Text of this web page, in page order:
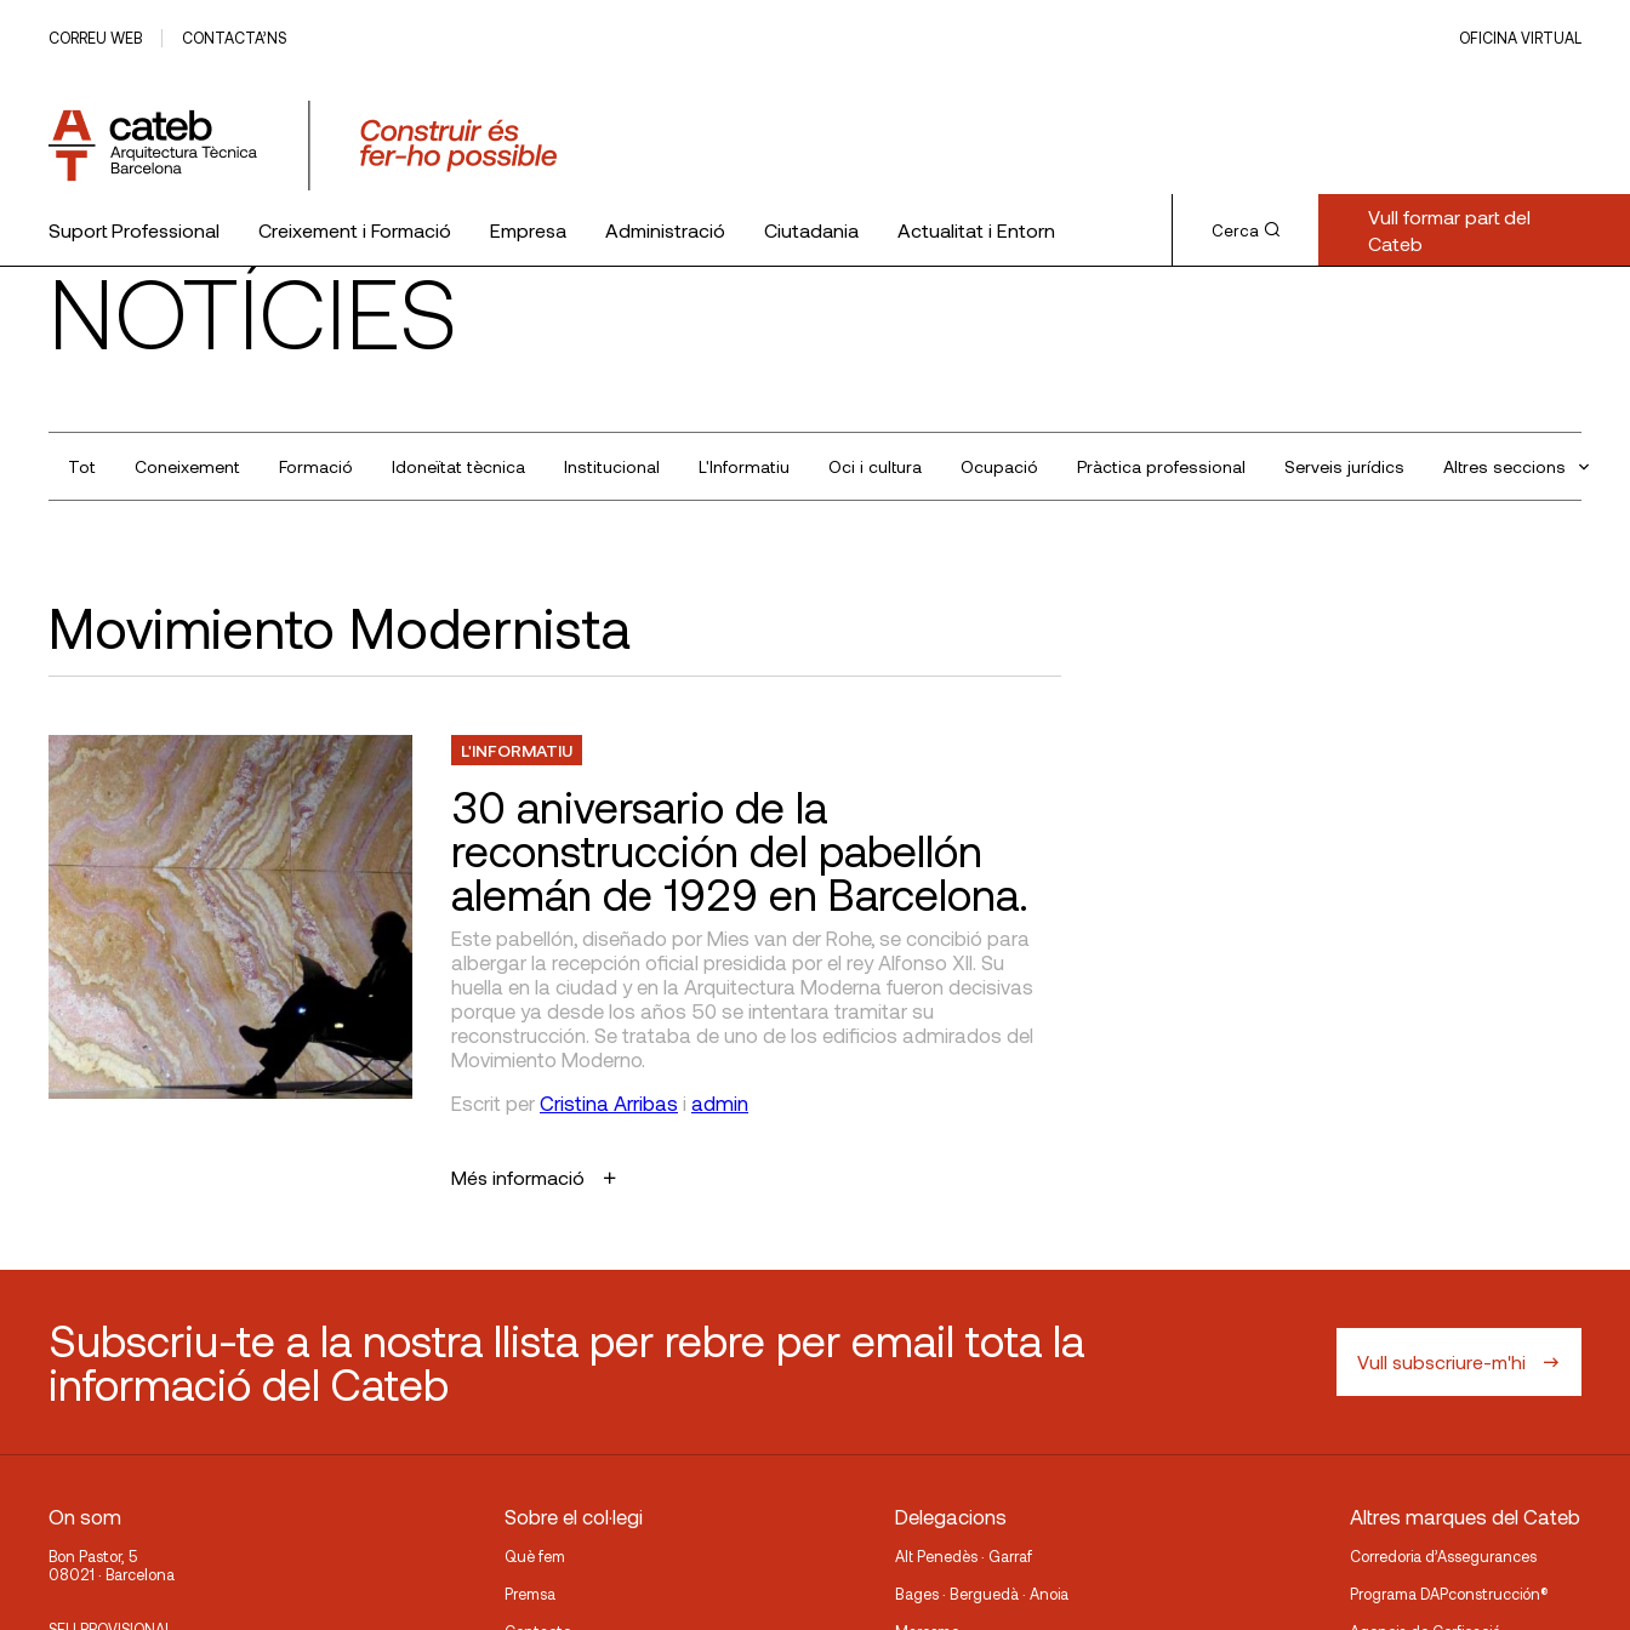
CORREU WEB CONTACTA’NS OFICINA VIRTUAL
Suport Professional Creixement i Formació Empresa Administració Ciutadania Actualitat i Entorn
El Col·legi
Cerca
Vull formar part del
Cateb
NOTÍCIES
Tot Coneixement Formació Idoneïtat tècnica Institucional L'Informatiu Oci i cultura Ocupació Pràctica professional Serveis jurídics Altres seccions
Movimiento Modernista
L'INFORMATIU
30 aniversario de la
reconstrucción del pabellón
alemán de 1929 en Barcelona.
Este pabellón, diseñado por Mies van der Rohe, se concibió para
albergar la recepción oficial presidida por el rey Alfonso XII. Su
huella en la ciudad y en la Arquitectura Moderna fueron decisivas
porque ya desde los años 50 se intentara tramitar su
reconstrucción. Se trataba de uno de los edificios admirados del
Movimiento Moderno.
Escrit per Cristina Arribas i admin
Més informació
Subscriu-te a la nostra llista per rebre per email tota la
informació del Cateb
Vull subscriure-m'hi
On som
Bon Pastor, 5
08021 · Barcelona
Sobre el col·legi
Què fem
Premsa
Delegacions
Alt Penedès · Garraf
Bages · Berguedà · Anoia
Altres marques del Cateb
Corredoria d’Assegurances
Programa DAPconstrucción®